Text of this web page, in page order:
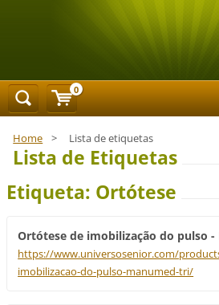
Home > Lista de etiquetas
Lista de Etiquetas
Etiqueta: Ortótese
Ortótese de imobilização do pulso
https://www.universosenior.com/
imobilizacao-do-pulso-manumed-tri/
0